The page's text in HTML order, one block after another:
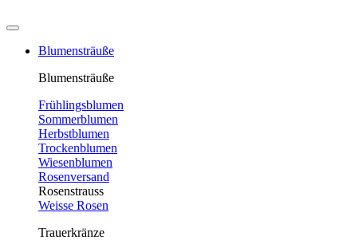
Blumensträuße
Blumensträuße
Frühlingsblumen
Sommerblumen
Herbstblumen
Trockenblumen
Wiesenblumen
Rosenversand
Rosenstrauss
Weisse Rosen
Trauerkränze